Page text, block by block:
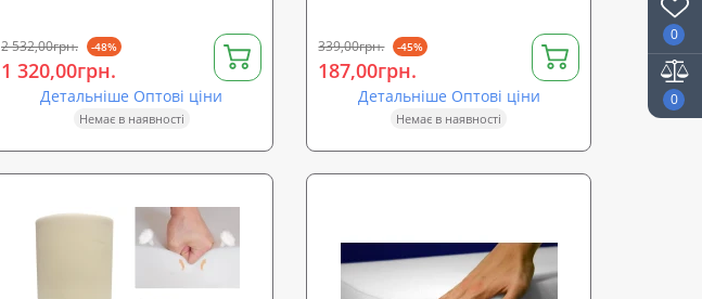
0
0
2 532,00грн. -48%
1 320,00грн.
Детальніше Оптові ціни
Немає в наявності
339,00грн. -45%
187,00грн.
Детальніше Оптові ціни
Немає в наявності